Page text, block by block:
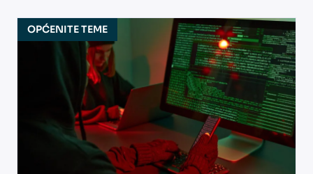
OPĆENITE TEME